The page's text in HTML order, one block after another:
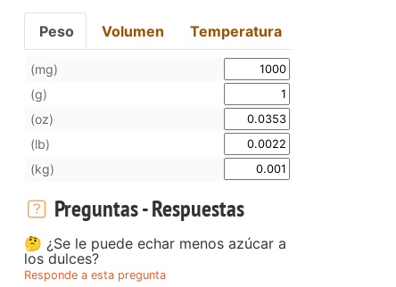
Peso Volumen Temperatura
(mg)
(g)
(oz)
(lb)
(kg)
Preguntas - Respuestas
🤔 ¿Se le puede echar menos azúcar a
los dulces?
Responde a esta pregunta